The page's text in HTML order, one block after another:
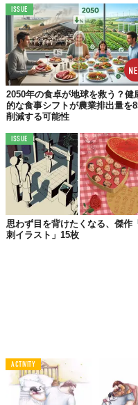
デザイ
現代アートを代表する二大
エ
アメ
ISSUE
2050年の食卓が地球を救う？健
的な食事シフトが農業排出量を
削減する可能性
ISSUE
思わず目を背けたくなる、傑作
刺イラスト」15枚
ACTIVITY